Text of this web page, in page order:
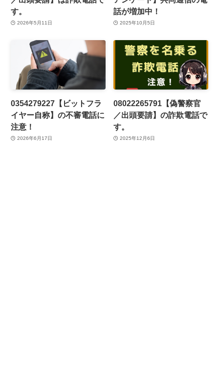
す。
2026年5月11日
話が増加中！
2025年10月5日
0354279227【ビットフラ
イヤー自称】の不審電話に
注意！
2026年6月17日
08022265791【偽警察官
／出頭要請】の詐欺電話で
す。
2025年12月6日